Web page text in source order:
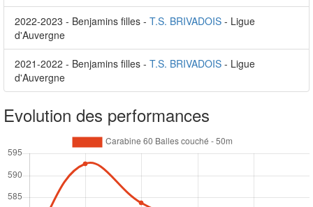
2022-2023 - Benjamins filles - T.S. BRIVADOIS - Ligue
d'Auvergne
2021-2022 - Benjamins filles - T.S. BRIVADOIS - Ligue
d'Auvergne
Evolution des performances